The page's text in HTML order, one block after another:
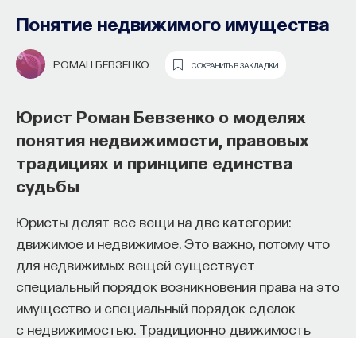
Понятие недвижимого имущества
РОМАН БЕВЗЕНКО СОХРАНИТЬ В ЗАКЛАДКИ
Юрист Роман Бевзенко о моделях
понятия недвижимости, правовых
традициях и принципе единства
судьбы
Юристы делят все вещи на две категории:
движимое и недвижимое. Это важно, потому что
для недвижимых вещей существует
специальный порядок возникновения права на это
имущество и специальный порядок сделок
с недвижимостью. Традиционно движимость
образования и рынок труда —
«Мыслить как учёный» #57
Зачем университету длинный
горизонт планирования и как
ИИ меняет саму организацию
мышления и обучения
В новом эпизоде «Мыслить как ученый»
Максутов
беседует с Ульяной Раведовской
о том,
зачем университет нужен в эпоху ИИ и почему
высшее образование нельзя сводить к быстрой
подготовке под нужды рынка.